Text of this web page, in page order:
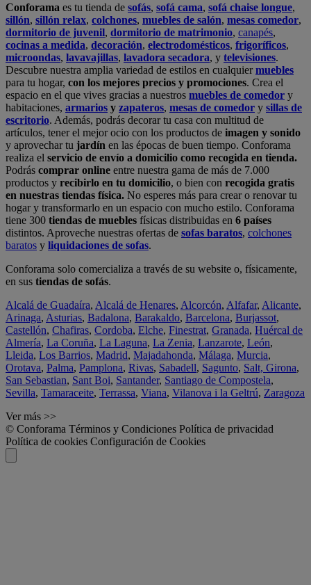
Conforama es tu tienda de sofás, sofá cama, sofá chaise longue,
sillón, sillón relax, colchones, muebles de salón, mesas comedor,
dormitorio de juvenil, dormitorio de matrimonio, canapés,
cocinas a medida, decoración, electrodomésticos, frigoríficos,
microondas, lavavajillas, lavadora secadora, y televisiones.
Descubre nuestra amplia variedad de estilos en cualquiermuebles
para tu hogar, con los mejores precios y promociones. Crea el
espacio en el que vives gracias a nuestros muebles de comedor y
habitaciones, armarios y zapateros, mesas de comedor y sillas de
escritorio. Además, podrás decorar tu casa con multitud de
artículos, tener el mejor ocio con los productos de imagen y sonido
y aprovechar tu jardín en las épocas de buen tiempo. Conforama
realiza el servicio de envío a domicilio como recogida en tienda.
Podrás comprar online entre nuestra gama de más de 7.000
productos y recibirlo en tu domicilio, o bien con recogida gratis
en nuestras tiendas física. No esperes más para crear o renovar tu
hogar y transformarlo en un espacio con mucho estilo. Conforama
tiene 300 tiendas de muebles físicas distribuidas en 6 países
distintos. Aproveche nuestras ofertas de sofas baratos, colchones
baratos y liquidaciones de sofas.
Conforama solo comercializa a través de su website o, físicamente,
en sus tiendas de sofás.
Alcalá de Guadaíra, Alcalá de Henares, Alcorcón, Alfafar, Alicante,
Arinaga, Asturias, Badalona, Barakaldo, Barcelona, Burjassot,
Castellón, Chafiras, Cordoba, Elche, Finestrat, Granada, Huércal de
Almería, La Coruña, La Laguna, La Zenia, Lanzarote, León,
Lleida, Los Barrios, Madrid, Majadahonda, Málaga, Murcia,
Orotava, Palma, Pamplona, Rivas, Sabadell, Sagunto, Salt, Girona,
San Sebastian, Sant Boi, Santander, Santiago de Compostela,
Sevilla, Tamaraceite, Terrassa, Viana, Vilanova i la Geltrú, Zaragoza
Ver más >>
© Conforama Términos y Condiciones Política de privacidad
Política de cookies Configuración de Cookies